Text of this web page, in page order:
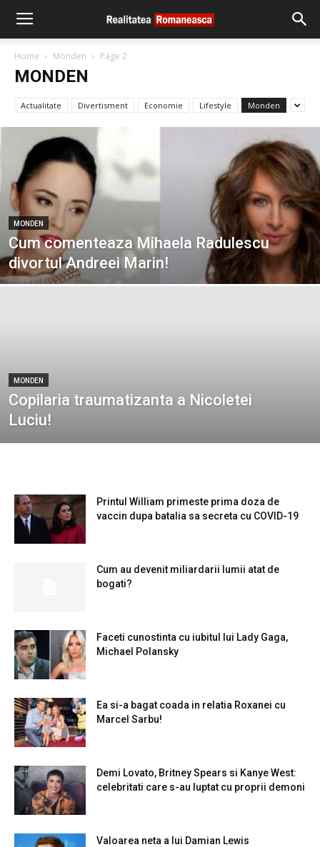
Home Monden Page 2
MONDEN
Actualitate Divertisment Economie Lifestyle Monden
MONDEN
Cum comenteaza Mihaela Radulescu
divortul Andreei Marin!
MONDEN
Copilaria traumatizanta a Nicoletei
Luciu!
Printul William primeste prima doza de
vaccin dupa batalia sa secreta cu COVID-19
Cum au devenit miliardarii lumii atat de
bogati?
Faceti cunostinta cu iubitul lui Lady Gaga,
Michael Polansky
Ea si-a bagat coada in relatia Roxanei cu
Marcel Sarbu!
Demi Lovato, Britney Spears si Kanye West:
celebritati care s-au luptat cu proprii demoni
Valoarea neta a lui Damian Lewis